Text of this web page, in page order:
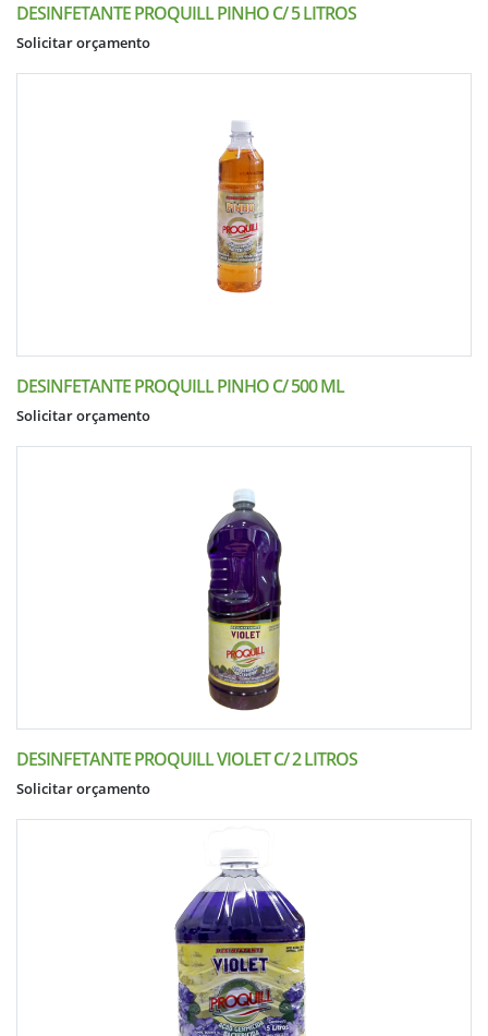
DESINFETANTE PROQUILL PINHO C/ 5 LITROS
Solicitar orçamento
DESINFETANTE PROQUILL PINHO C/ 500 ML
Solicitar orçamento
DESINFETANTE PROQUILL VIOLET C/ 2 LITROS
Solicitar orçamento